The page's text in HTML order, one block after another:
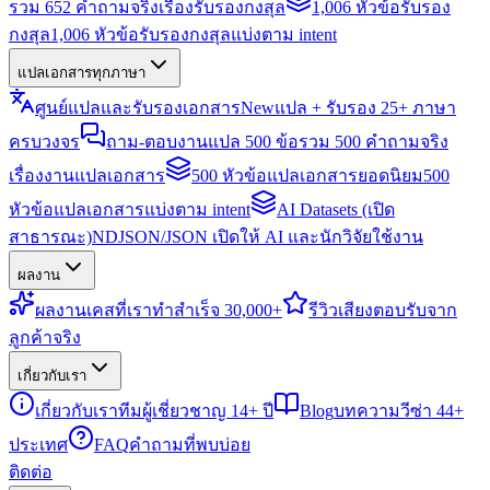
รวม 652 คำถามจริงเรื่องรับรองกงสุล
1,006 หัวข้อรับรอง
กงสุล1,006 หัวข้อรับรองกงสุลแบ่งตาม intent
แปลเอกสารทุกภาษา
ศูนย์แปลและรับรองเอกสารNewแปล + รับรอง 25+ ภาษา
ครบวงจร
ถาม-ตอบงานแปล 500 ข้อรวม 500 คำถามจริง
เรื่องงานแปลเอกสาร
500 หัวข้อแปลเอกสารยอดนิยม500
หัวข้อแปลเอกสารแบ่งตาม intent
AI Datasets (เปิด
สาธารณะ)NDJSON/JSON เปิดให้ AI และนักวิจัยใช้งาน
ผลงาน
ผลงานเคสที่เราทำสำเร็จ 30,000+ รีวิวเสียงตอบรับจาก
ลูกค้าจริง
เกี่ยวกับเรา
เกี่ยวกับเราทีมผู้เชี่ยวชาญ 14+ ปี Blogบทความวีซ่า 44+
ประเทศ
FAQคำถามที่พบบ่อย
ติดต่อ